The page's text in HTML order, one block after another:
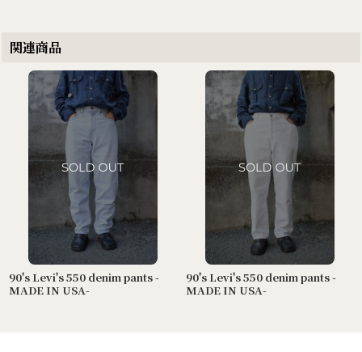
関連商品
90's Levi's 550 denim pants -
MADE IN USA-
90's Levi's 550 denim pants -
MADE IN USA-